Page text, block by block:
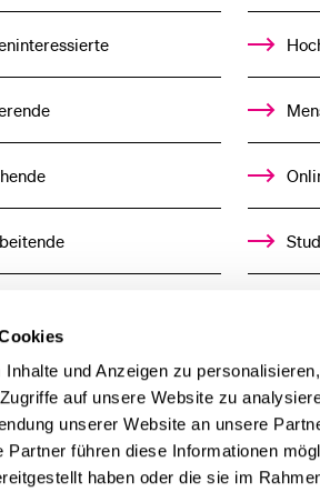
und Anzeigen zu
auf unsere Website zu
unserer Website an unsere
Partner führen diese Informationen
haben oder die sie im